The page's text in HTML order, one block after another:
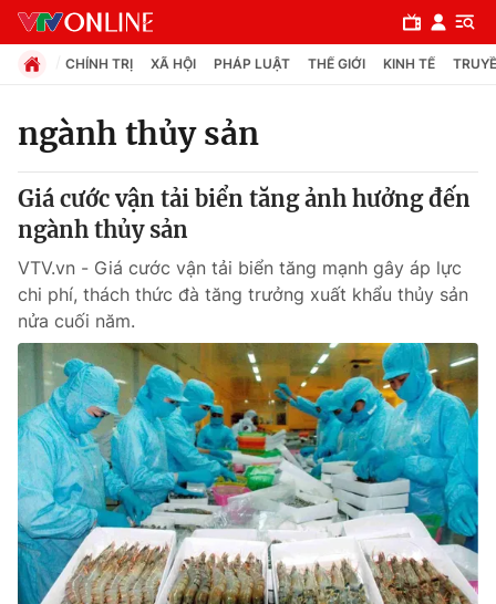
Chuyên mục
Chính trị
Xã hội
Pháp luật
Y tế
Thế giới
Tin tức
Thế giới đó đây
Kinh tế
Tài chính
CHÍNH TRỊ XÃ HỘI PHÁP LUẬT THẾ GIỚI KINH TẾ
ngành thủy sản
Giá cước vận tải biển tăng ảnh hưởng đến
ngành thủy sản
VTV.vn - Giá cước vận tải biển tăng mạnh gây áp lực
chi phí, thách thức đà tăng trưởng xuất khẩu thủy sản
nửa cuối năm.